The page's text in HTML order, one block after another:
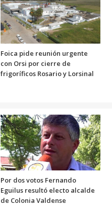
Foica pide reunión urgente
con Orsi por cierre de
frigoríficos Rosario y Lorsinal
Por dos votos Fernando
Eguilus resultó electo alcalde
de Colonia Valdense